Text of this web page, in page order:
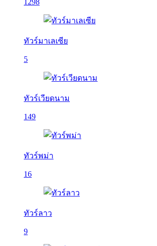
1298
ทัวร์มาเลเซีย
5
ทัวร์เวียดนาม
149
ทัวร์พม่า
16
ทัวร์ลาว
9